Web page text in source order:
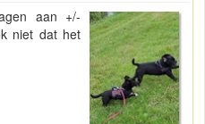
aan +/-
niet dat het